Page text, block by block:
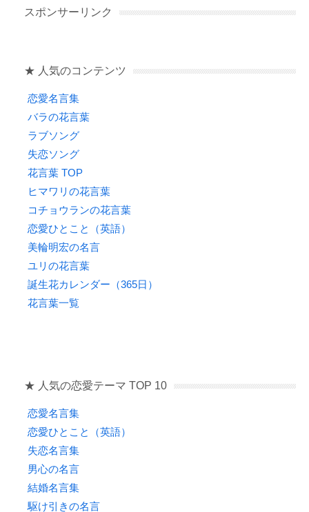
b
k
スポンサーリンク
★ 人気のコンテンツ
恋愛名言集
バラの花言葉
ラブソング
失恋ソング
花言葉 TOP
ヒマワリの花言葉
コチョウランの花言葉
恋愛ひとこと（英語）
美輪明宏の名言
ユリの花言葉
誕生花カレンダー（365日）
花言葉一覧
★ 人気の恋愛テーマ TOP 10
恋愛名言集
恋愛ひとこと（英語）
失恋名言集
男心の名言
結婚名言集
駆け引きの名言